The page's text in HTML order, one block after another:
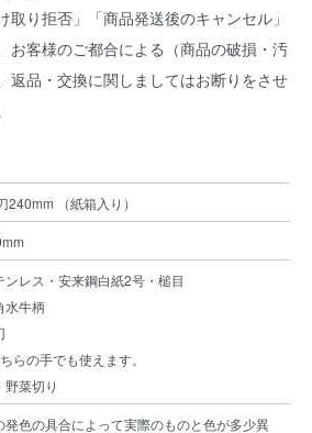
取り拒否」「商品発送後のキャンセル」
お客様のご都合による（商品の破損・汚
返品・交換に関しましてはお断りをさせ
240mm （紙箱入り）
ンレス・安来鋼白紙2号・槌目
水牛柄
らの手でも使えます。
野菜切り
発色の具合によって実際のものと色が多少異